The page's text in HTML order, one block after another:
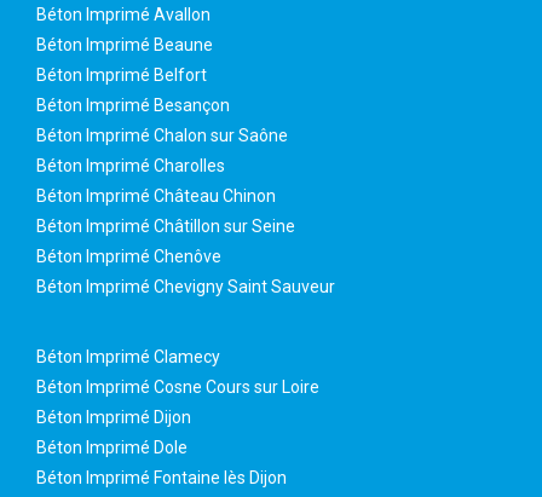
Béton Imprimé Avallon
Béton Imprimé Beaune
Béton Imprimé Belfort
Béton Imprimé Besançon
Béton Imprimé Chalon sur Saône
Béton Imprimé Charolles
Béton Imprimé Château Chinon
Béton Imprimé Châtillon sur Seine
Béton Imprimé Chenôve
Béton Imprimé Chevigny Saint Sauveur
Béton Imprimé Clamecy
Béton Imprimé Cosne Cours sur Loire
Béton Imprimé Dijon
Béton Imprimé Dole
Béton Imprimé Fontaine lès Dijon